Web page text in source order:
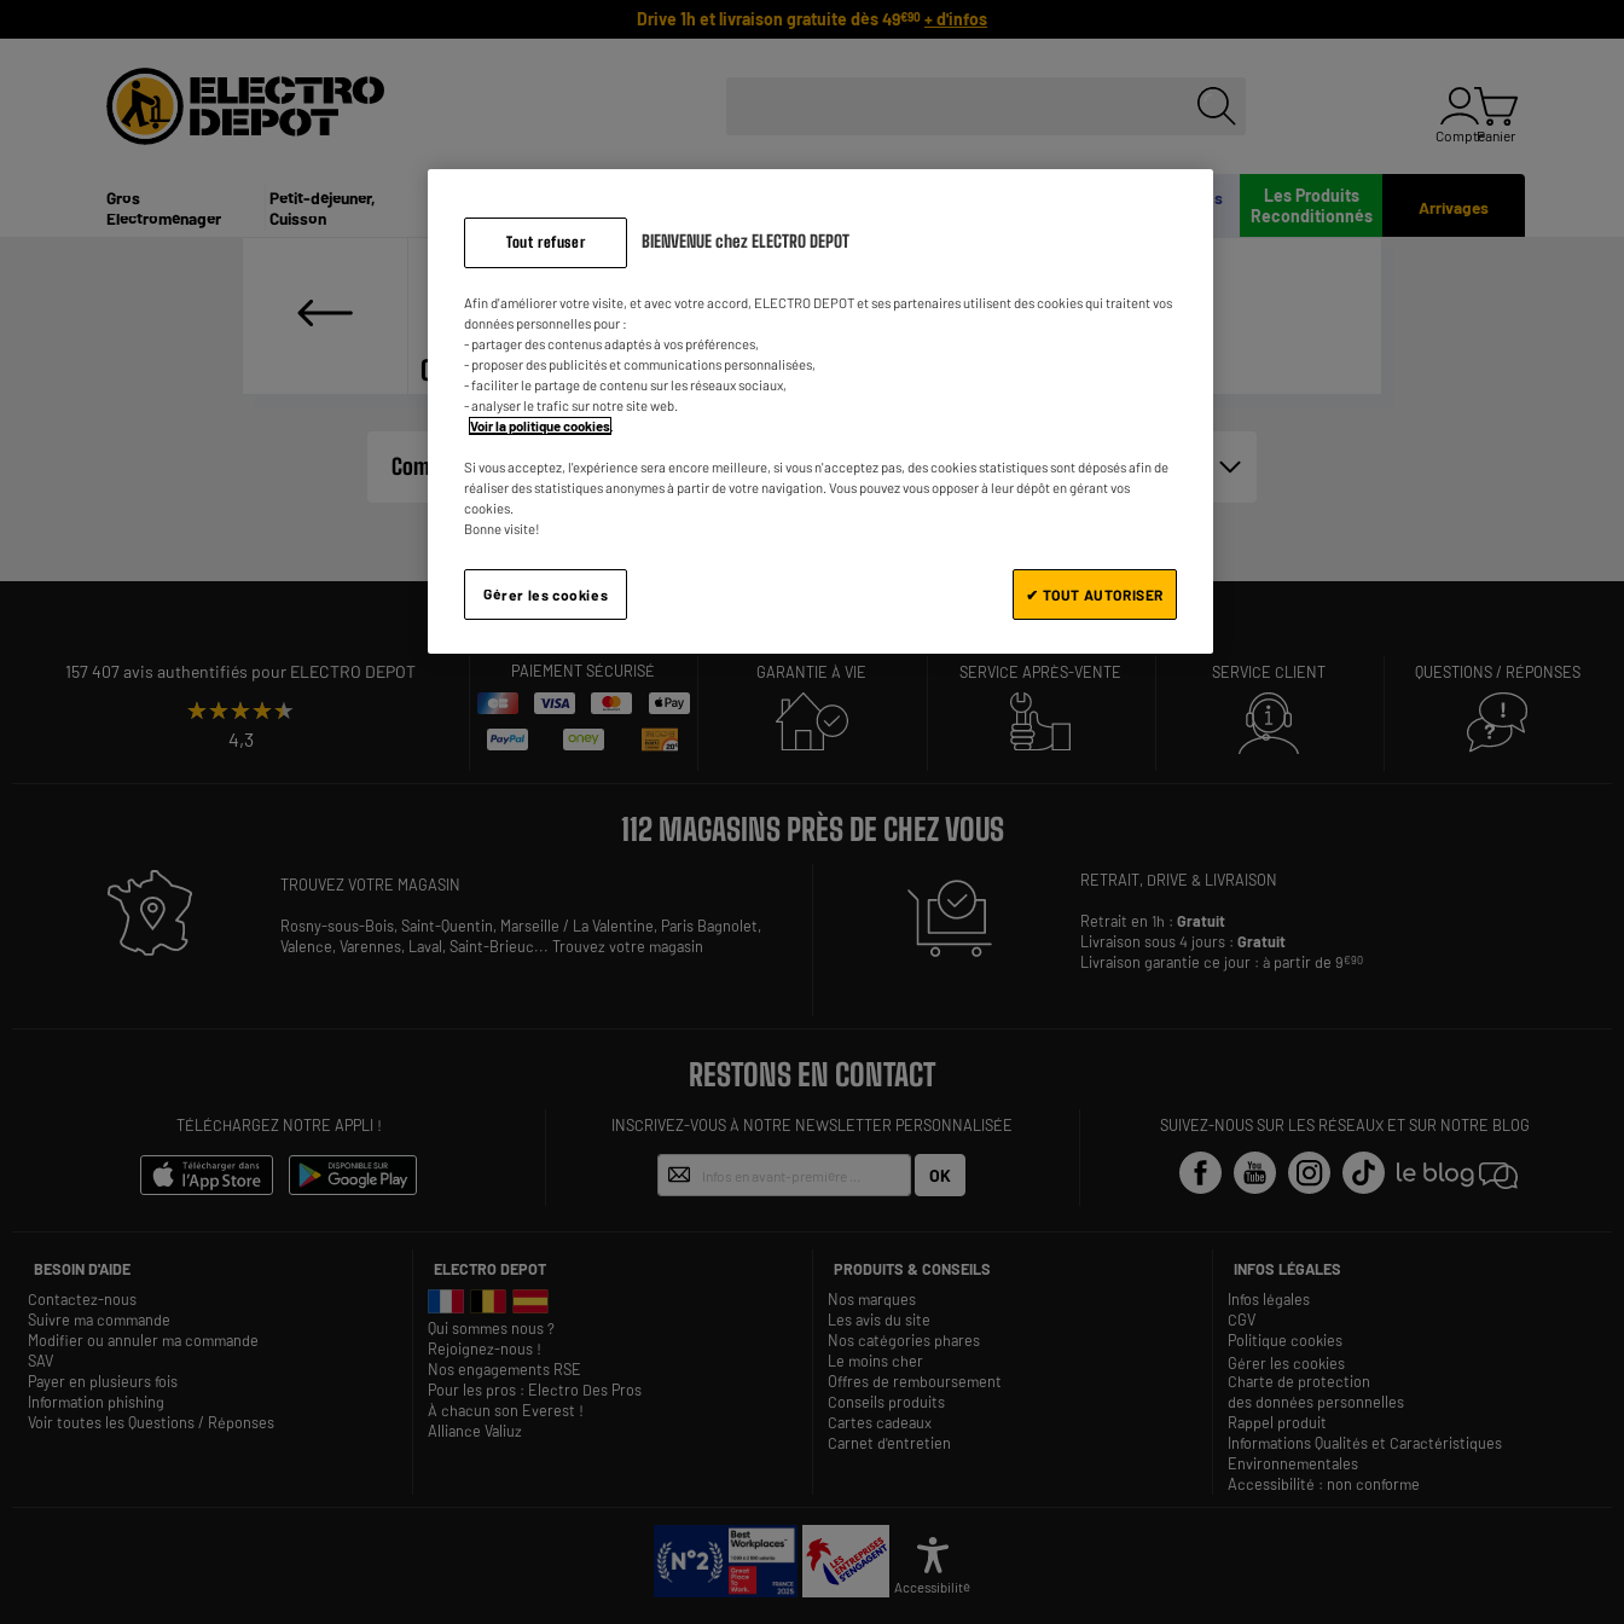
Drive 1h et livraison gratuite dès 49€90 + d'infos
ComptePanier
Arrivages
Les Produits
Reconditionnés
On reprend vos
Gros
Electroménager
Petit-déjeuner,
Cuisson
Beauté
Mobilité, Énergie
Contacter le SAV
Comment joindre le SAV ?
DES PRIX, MAIS PAS SEULEMENT !
157 407 avis authentifiés pour ELECTRO DEPOT
★★★★★
★★★★★
4,3
PAIEMENT SÉCURISÉ GARANTIE À VIE SERVICE APRÈS-VENTE SERVICE CLIENT QUESTIONS / RÉPONSES
112 MAGASINS PRÈS DE CHEZ VOUS
TROUVEZ VOTRE MAGASIN
Rosny-sous-Bois,Saint-Quentin, Marseille / La Valentine, Paris Bagnolet,
Valence,Varennes, Laval,Saint-Brieuc...Trouvez votre magasin
RETRAIT, DRIVE & LIVRAISON
Retrait en 1h :Gratuit
Livraison sous 4 jours :Gratuit
Livraison garantie ce jour : à partir de 9€90
RESTONS EN CONTACT
TÉLÉCHARGEZ NOTRE APPLI ! INSCRIVEZ-VOUS À NOTRE NEWSLETTER PERSONNALISÉE
OK
SUIVEZ-NOUS SUR LES RÉSEAUX ET SUR NOTRE BLOG
BESOIN D'AIDE
Contactez-nous
Suivre ma commande
Modifier ou annuler ma commande
SAV
Payer en plusieurs fois
Information phishing
Voir toutes les Questions / Réponses
ELECTRO DEPOT
Qui sommes nous ?
Rejoignez-nous !
Nos engagements RSE
Pour les pros : Electro Des Pros
À chacun son Everest !
Alliance Valiuz
PRODUITS & CONSEILS
Nos marques
Les avis du site
Nos catégories phares
Le moins cher
Offres de remboursement
Conseils produits
Cartes cadeaux
Carnet d'entretien
INFOS LÉGALES
Infos légales
CGV
Politique cookies
Gérer les cookies
Charte de protection
des données personnelles
Rappel produit
Informations Qualités et Caractéristiques
Environnementales
Accessibilité : non conforme
Accessibilité
Tout refuser BIENVENUE chez ELECTRO DEPOT
Afin d'améliorer votre visite, et avec votre accord, ELECTRO DEPOT et ses partenaires utilisent des cookies qui traitent vos
données personnelles pour :
- partager des contenus adaptés à vos préférences,
- proposer des publicités et communications personnalisées,
- faciliter le partage de contenu sur les réseaux sociaux,
- analyser le trafic sur notre site web.
Voir la politique cookies
Si vous acceptez, l'expérience sera encore meilleure, si vous n'acceptez pas, des cookies statistiques sont déposés afin de
réaliser des statistiques anonymes à partir de votre navigation. Vous pouvez vous opposer à leur dépôt en gérant vos
cookies.
Bonne visite!
Gérer les cookies ✔ TOUT AUTORISER